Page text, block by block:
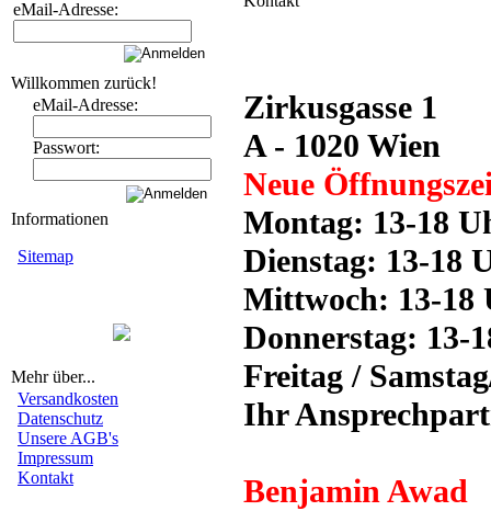
eMail-Adresse:
Willkommen zurück!
eMail-Adresse:
Passwort:
Informationen
Sitemap
Mehr über...
Versandkosten
Datenschutz
Unsere AGB's
Impressum
Kontakt
Zirkusgasse 1
A - 1020 Wien
Neue
Montag: 13-18
Dienstag: 13-18
Mittwoch: 13-18
Donnerstag: 13-
Freitag /
Ihr
Benjamin Awad